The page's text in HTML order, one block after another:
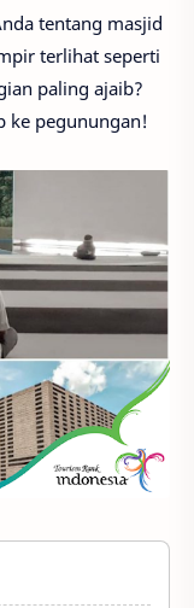
tentang masjid
terlihat seperti
paling ajaib?
ke pegunungan!